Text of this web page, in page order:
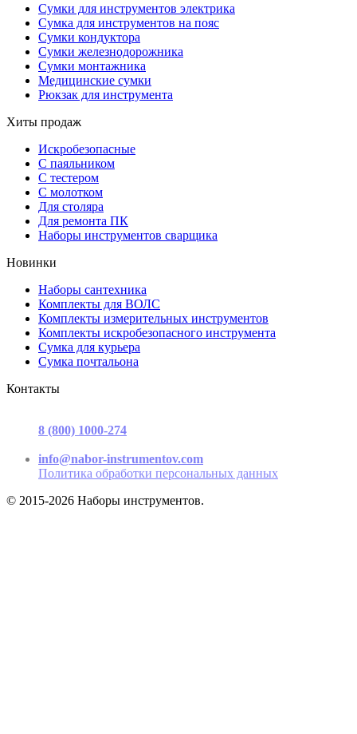
Сумки для инструментов электрика
Сумка для инструментов на пояс
Сумки кондуктора
Сумки железнодорожника
Сумки монтажника
Медицинские сумки
Рюкзак для инструмента
Хиты продаж
Искробезопасные
С паяльником
С тестером
С молотком
Для столяра
Для ремонта ПК
Наборы инструментов сварщика
Новинки
Наборы сантехника
Комплекты для ВОЛС
Комплекты измерительных инструментов
Комплекты искробезопасного инструмента
Сумка для курьера
Сумка почтальона
Контакты
8 (800) 1000-274
info@nabor-instrumentov.com
Политика обработки персональных данных
© 2015-2026 Наборы инструментов.